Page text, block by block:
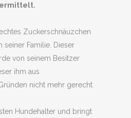
Zuckerschnäuzchen
seiner Familie. Dieser
von seinem Besitzer
ihm aus
nicht mehr gerecht
Hundehalter und bringt